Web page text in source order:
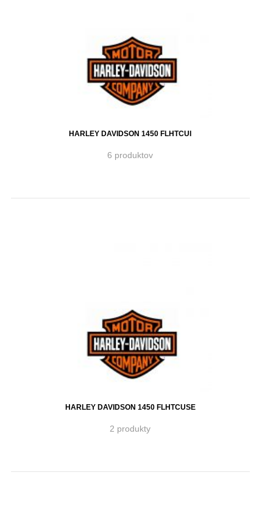
HARLEY DAVIDSON 1450 FLHTCUI
6 produktov
HARLEY DAVIDSON 1450 FLHTCUSE
2 produkty